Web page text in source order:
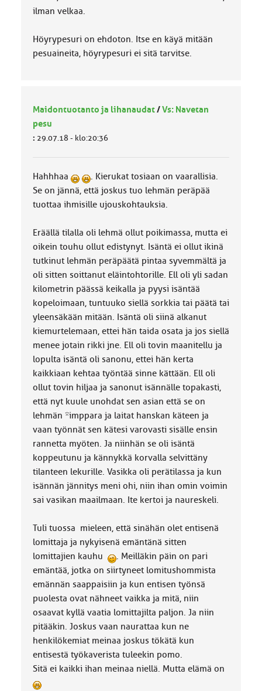
ilman velkaa.
Höyrypesuri on ehdoton. Itse en käyä mitään
pesuaineita, höyrypesuri ei sitä tarvitse.
Maidontuotanto ja lihanaudat/Vs: Navetan
pesu
: 29.07.18 - klo:20:36
Hahhhaa
. Kierukat tosiaan on vaarallisia.
Se on jännä, että joskus tuo lehmän peräpää
tuottaa ihmisille ujouskohtauksia.
Eräällä tilalla oli lehmä ollut poikimassa, mutta ei
oikein touhu ollut edistynyt. Isäntä ei ollut ikinä
tutkinut lehmän peräpäätä pintaa syvemmältä ja
oli sitten soittanut eläintohtorille. Ell oli yli sadan
kilometrin päässä keikalla ja pyysi isäntää
kopeloimaan, tuntuuko siellä sorkkia tai päätä tai
yleensäkään mitään. Isäntä oli siinä alkanut
kiemurtelemaan, ettei hän taida osata ja jos siellä
menee jotain rikki jne. Ell oli tovin maanitellu ja
lopulta isäntä oli sanonu, ettei hän kerta
kaikkiaan kehtaa työntää sinne kättään. Ell oli
ollut tovin hiljaa ja sanonut isännälle topakasti,
että nyt kuule unohdat sen asian että se on
lehmän *imppara ja laitat hanskan käteen ja
vaan työnnät sen kätesi varovasti sisälle ensin
rannetta myöten. Ja niinhän se oli isäntä
koppeutunu ja kännykkä korvalla selvittäny
tilanteen lekurille. Vasikka oli perätilassa ja kun
isännän jännitys meni ohi, niin ihan omin voimin
sai vasikan maailmaan. Ite kertoi ja naureskeli.
Tuli tuossa mieleen, että sinähän olet entisenä
lomittaja ja nykyisenä emäntänä sitten
lomittajien kauhu
. Meilläkin päin on pari
emäntää, jotka on siirtyneet lomitushommista
emännän saappaisiin ja kun entisen työnsä
puolesta ovat nähneet vaikka ja mitä, niin
osaavat kyllä vaatia lomittajilta paljon. Ja niin
pitääkin. Joskus vaan naurattaa kun ne
henkilökemiat meinaa joskus tökätä kun
entisestä työkaverista tuleekin pomo.
Sitä ei kaikki ihan meinaa niellä. Mutta elämä on